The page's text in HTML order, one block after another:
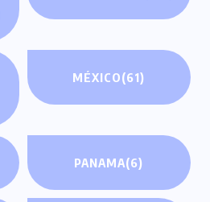
MÉXICO(61)
PANAMA(6)